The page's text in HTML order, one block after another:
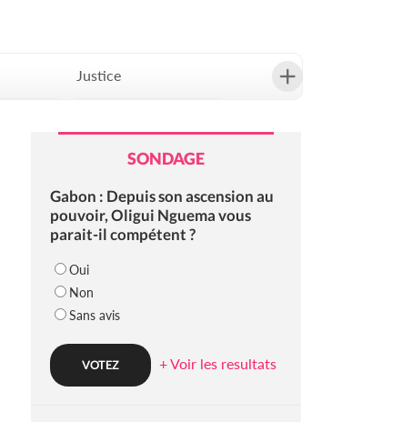
Justice
SONDAGE
Gabon : Depuis son ascension au
pouvoir, Oligui Nguema vous
parait-il compétent ?
Oui
Non
Sans avis
+ Voir les resultats